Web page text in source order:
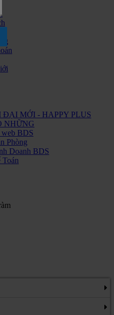
MỚI - HAPPY PLUS
NHỮNG
web BDS
Phòng
Doanh BDS